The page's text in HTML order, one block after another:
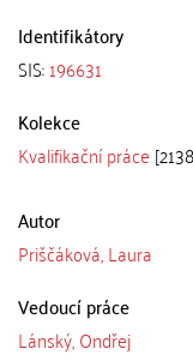
Identifikátory
SIS:196631
Kolekce
Kvalifikační práce
Autor
Priščáková, Laura
Vedoucí práce
Lánský, Ondřej